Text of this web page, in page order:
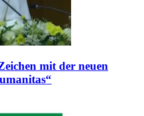
mit der neuen